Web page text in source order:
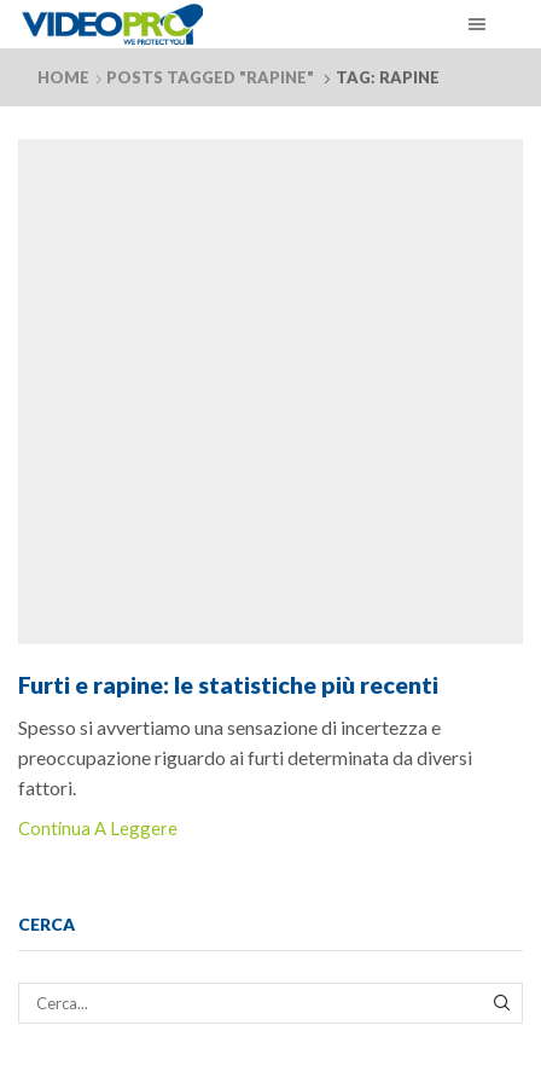
HOME POSTS TAGGED "RAPINE" TAG: RAPINE
Furti e rapine: le statistiche più recenti
Spesso si avvertiamo una sensazione di incertezza e
preoccupazione riguardo ai furti determinata da diversi
fattori.
Continua A Leggere
CERCA